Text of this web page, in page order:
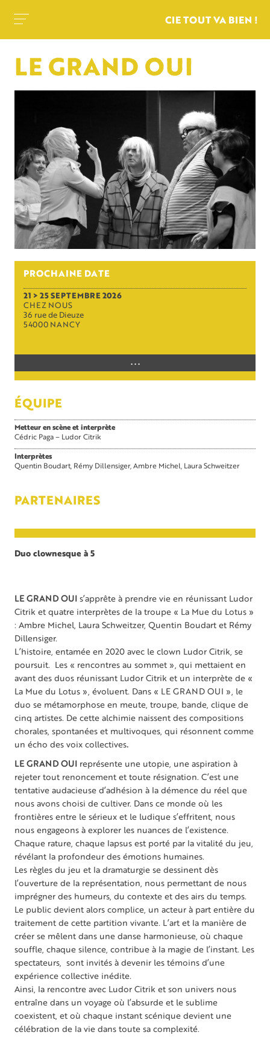
LE GRAND OUI
PROCHAINE DATE
21 > 25 SEPTEMBRE 2026
CHEZ NOUS
36 rue de Dieuze
54000 NANCY
. . .
ÉQUIPE
Metteur en scène et interprète
Cédric Paga – Ludor Citrik
Interprètes
Quentin Boudart Rémy Dillensiger Ambre Michel Laura Schweitzer
PARTENAIRES
Duo clownesque à 5
LE GRAND OUI
s’apprête à prendre vie en réunissant Ludor
Citrik et quatre interprètes de la troupe « La Mue du Lotus »
: Ambre Michel, Laura Schweitzer, Quentin Boudart et Rémy
Dillensiger.
L’histoire, entamée en 2020 avec le clown Ludor Citrik, se
poursuit. Les « rencontres au sommet », qui mettaient en
avant des duos réunissant Ludor Citrik et un interprète de «
La Mue du Lotus », évoluent. Dans « LE GRAND OUI », le
duo se métamorphose en meute, troupe, bande, clique de
cinq artistes. De cette alchimie naissent des compositions
chorales, spontanées et multivoques, qui résonnent comme
un écho des voix collectives.
LE GRAND OUI
représente une utopie, une aspiration à
rejeter tout renoncement et toute résignation. C’est une
tentative audacieuse d’adhésion à la démence du réel que
nous avons choisi de cultiver. Dans ce monde où les
frontières entre le sérieux et le ludique s’effritent, nous
nous engageons à explorer les nuances de l’existence.
Chaque rature, chaque lapsus est porté par la vitalité du jeu,
révélant la profondeur des émotions humaines.
Les règles du jeu et la dramaturgie se dessinent dès
l’ouverture de la représentation, nous permettant de nous
imprégner des humeurs, du contexte et des airs du temps.
Le public devient alors complice, un acteur à part entière du
traitement de cette partition vivante. L’art et la manière de
créer se mêlent dans une danse harmonieuse, où chaque
souffle, chaque silence, contribue à la magie de l’instant. Les
spectateurs, sont invités à devenir les témoins d’une
expérience collective inédite.
Ainsi, la rencontre avec Ludor Citrik et son univers nous
entraîne dans un voyage où l’absurde et le sublime
coexistent, et où chaque instant scénique devient une
célébration de la vie dans toute sa complexité.
CIE TOUT VA BIEN !